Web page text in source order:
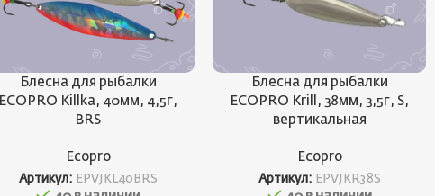
Блесна для рыбалки
ECOPRO Killka, 40мм, 4,5г,
BRS
Ecopro
Артикул: EPVJKL40BRS
Блесна для рыбалки
ECOPRO Krill, 38мм, 3,5г, S,
вертикальная
Ecopro
Артикул: EPVJKR38S